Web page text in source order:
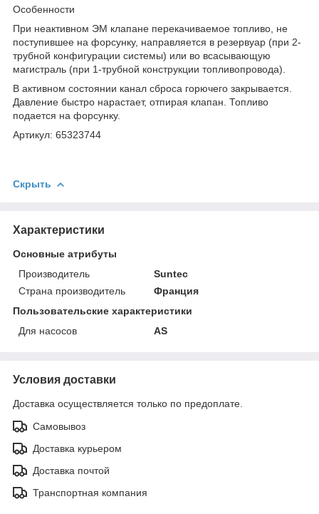
Особенности
При неактивном ЭМ клапане перекачиваемое топливо, не
поступившее на форсунку, направляется в резервуар (при 2-
трубной конфигурации системы) или во всасывающую
магистраль (при 1-трубной конструкции топливопровода).
В активном состоянии канал сброса горючего закрывается.
Давление быстро нарастает, отпирая клапан. Топливо
подается на форсунку.
Артикул: 65323744
Скрыть
Характеристики
Основные атрибуты
Производитель
Suntec
Страна производитель
Франция
Пользовательские характеристики
Для насосов
AS
Условия доставки
Доставка осуществляется только по предоплате.
Самовывоз
Доставка курьером
Доставка почтой
Транспортная компания